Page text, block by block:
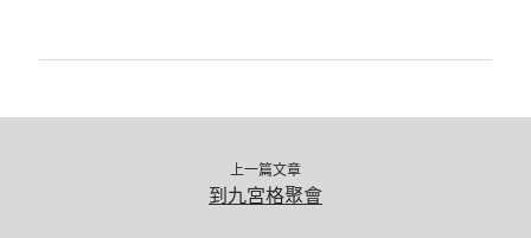
上一篇文章
到九宮格聚會